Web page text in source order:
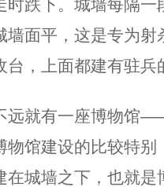
时跌下。城墙每隔一
墙面平，这是专为射
台，上面都建有驻兵
就有一座博物馆
物馆建设的比较特别
在城墙之下，也就是